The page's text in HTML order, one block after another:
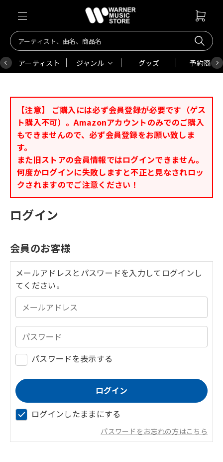
アーティスト ジャンル グッズ 予約商品
【注意】 ご購入には必ず会員登録が必要です（ゲス
ト購入不可）。Amazonアカウントのみでのご購入
もできませんので、必ず会員登録をお願い致しま
す。
また旧ストアの会員情報ではログインできません。
何度かログインに失敗しますと不正と見なされロッ
クされますのでご注意ください！
ログイン
会員のお客様
メールアドレスとパスワードを入力してログインし
てください。
パスワードを表示する
ログインしたままにする
パスワードをお忘れの方はこちら